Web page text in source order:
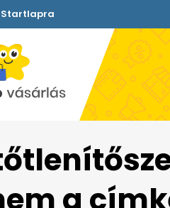
Startlapra